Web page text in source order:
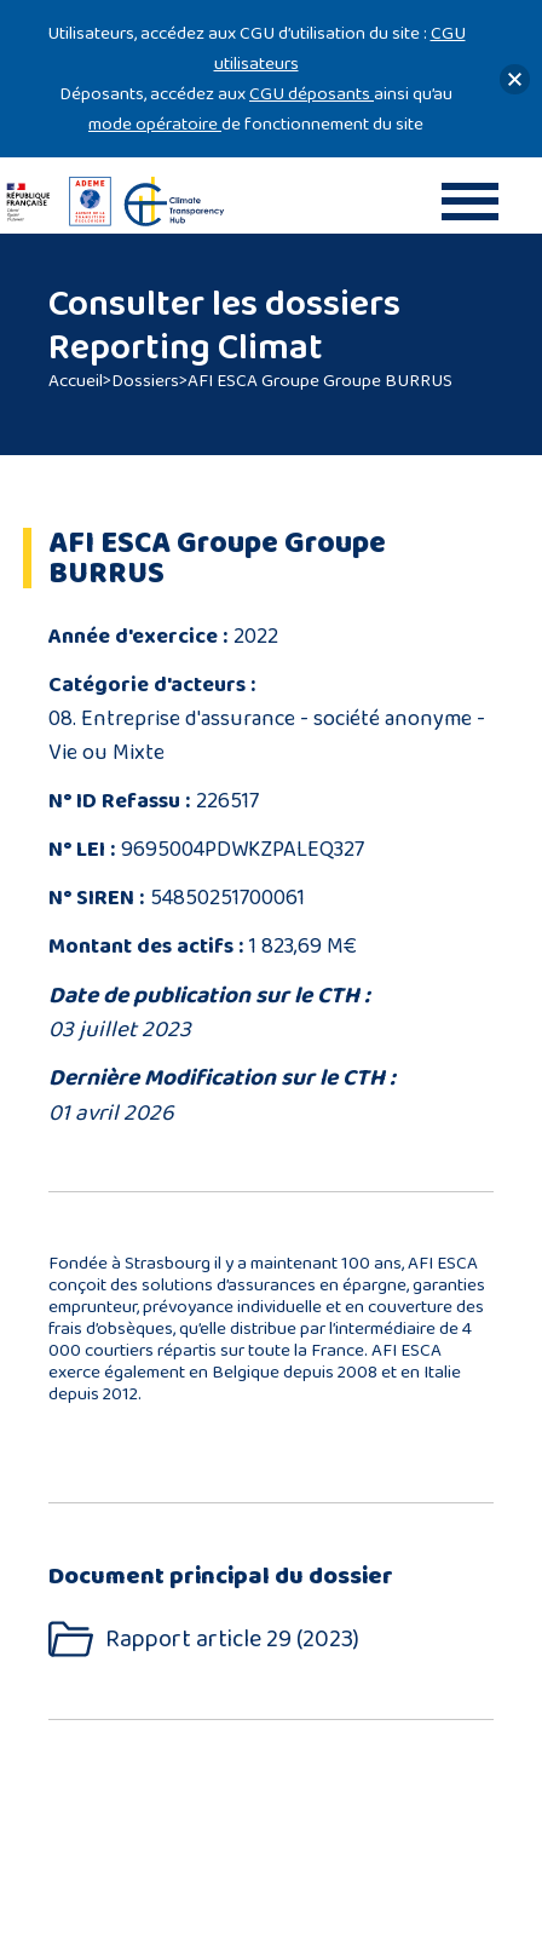
Consulter les dossiers
Reporting Climat
Accueil>Dossiers>AFI ESCA Groupe Groupe BURRUS
AFI ESCA Groupe Groupe
BURRUS
Année d'exercice :2022
Catégorie d'acteurs :
08. Entreprise d'assurance - société anonyme -
Vie ou Mixte
N° ID Refassu :226517
N° LEI :9695004PDWKZPALEQ327
N° SIREN : 54850251700061
Montant des actifs :1 823,69 M€
Date de publication sur le CTH :
03 juillet 2023
Dernière Modification sur le CTH :
01 avril 2026
Fondée à Strasbourg il y a maintenant 100 ans, AFI ESCA
conçoit des solutions d’assurances en épargne, garanties
emprunteur, prévoyance individuelle et en couverture des
frais d’obsèques, qu’elle distribue par l’intermédiaire de 4
000 courtiers répartis sur toute la France. AFI ESCA
exerce également en Belgique depuis 2008 et en Italie
depuis 2012.
Document principal du dossier
Rapport article 29 (2023)
Utilisateurs, accédez aux CGU d’utilisation du site :CGU
utilisateurs
Déposants, accédez auxCGU déposantsainsi qu’au
mode opératoirede fonctionnement du site